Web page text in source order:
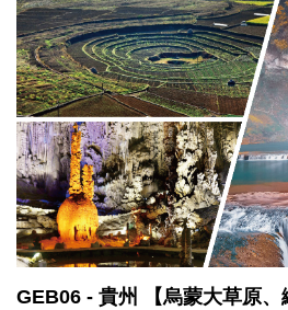
GEB06 - 貴州 【烏蒙大草原